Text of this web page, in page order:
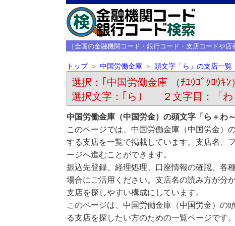
［全国の金融機関コード・銀行コード・支店コードや店
トップ 中国労働金庫 頭文字「ら」の支店一覧
選択：｢中国労働金庫 （ﾁﾕｳｺﾞｸﾛｳｷ
選択文字：｢ら｣ ２文字目：「わ
中国労働金庫（中国労金）の頭文字「ら＋わ
このページでは、中国労働金庫（中国労金）
する支店を一覧で掲載しています。支店名、
ージへ進むことができます。
振込先登録、経理処理、口座情報の確認、各
場合にご活用ください。支店名の読み方が分
支店を探しやすい構成にしています。
このページは、中国労働金庫（中国労金）の
る支店を探したい方のための一覧ページです